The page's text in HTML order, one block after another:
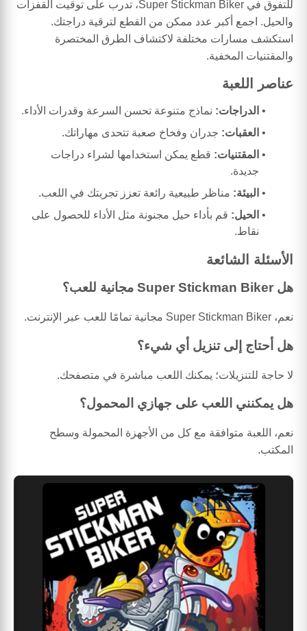
للتفوق في Super Stickman Biker، تدرب على توقيت القفزات
والحيل. اجمع أكبر عدد ممكن من القطع لترقية دراجتك.
استكشف مسارات مختلفة لاكتشاف الطرق المختصرة
والمقتنيات المخفية.
عناصر اللعبة
الدراجات: نماذج متنوعة تحسن السرعة وقدرات الأداء.
العقبات: جدران وفخاخ صعبة تتحدى مهاراتك.
المقتنيات: قطع يمكن استخدامها لشراء دراجات
جديدة.
البيئة: مناظر طبيعية رائعة تعزز تجربتك في اللعب.
الحيل: قم بأداء حيل مجنونة مثل الأداء للحصول على
نقاط.
الأسئلة الشائعة
هل Super Stickman Biker مجانية للعب؟
نعم، Super Stickman Biker مجانية تمامًا للعب عبر الإنترنت.
هل أحتاج إلى تنزيل أي شيء؟
لا حاجة للتنزيلات؛ يمكنك اللعب مباشرة في متصفحك.
هل يمكنني اللعب على جهازي المحمول؟
نعم، اللعبة متوافقة مع كل من الأجهزة المحمولة وسطح
المكتب.